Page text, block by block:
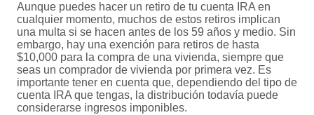
Aunque puedes hacer un retiro de tu cuenta IRA en
cualquier momento, muchos de estos retiros implican
una multa si se hacen antes de los 59 años y medio. Sin
embargo, hay una exención para retiros de hasta
$10,000 para la compra de una vivienda, siempre que
seas un comprador de vivienda por primera vez. Es
importante tener en cuenta que, dependiendo del tipo de
cuenta IRA que tengas, la distribución todavía puede
considerarse ingresos imponibles.